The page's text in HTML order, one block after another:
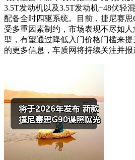
3.5T发动机以及3.5T发动机+48伏轻
配备全时四驱系统。目前，捷尼赛
受多重因素制约，市场表现不尽如
型，有望通过降低入门价格门槛来
的更多信息，车质网将持续关注并报